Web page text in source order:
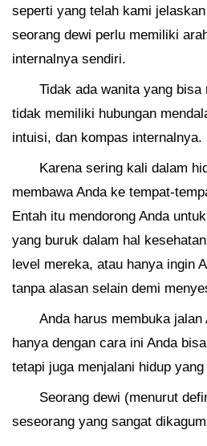
seperti yang telah kami
seorang dewi perlu memiliki
internalnya sendiri.
Tidak ada wanita yang
tidak memiliki hubungan
intuisi, dan kompas internalnya.
Karena sering kali dalam
membawa Anda ke tempat-
Entah itu mendorong Anda
yang buruk dalam hal
level mereka, atau hanya ingin
tanpa alasan selain demi
Anda harus membuka
hanya dengan cara ini Anda
tetapi juga menjalani hidup
Seorang dewi (menurut
seseorang yang sangat